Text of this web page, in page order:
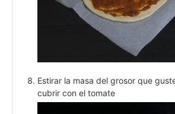
Estirar la masa del grosor que
cubrir con el tomate